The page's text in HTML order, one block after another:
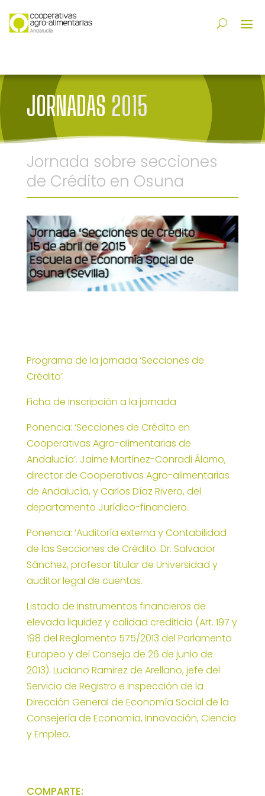
JORNADAS 2015
Jornada sobre secciones
de Crédito en Osuna
Programa de la jornada ‘Secciones de
Crédito’
Ficha de inscripción a la jornada
Ponencia: ‘Secciones de Crédito en
Cooperativas Agro-alimentarias de
Andalucía’. Jaime Martínez-Conradi Álamo,
director de Cooperativas Agro-alimentarias
de Andalucía, y Carlos Díaz Rivero, del
departamento Jurídico-financiero.
Ponencia: ‘Auditoría externa y Contabilidad
de las Secciones de Crédito. Dr. Salvador
Sánchez, profesor titular de Universidad y
auditor legal de cuentas.
Listado de instrumentos financieros de
elevada liquidez y calidad crediticia (Art. 197 y
198 del Reglamento 575/2013 del Parlamento
Europeo y del Consejo de 26 de junio de
2013). Luciano Ramirez de Arellano, jefe del
Servicio de Registro e Inspección de la
Dirección General de Economía Social de la
Consejería de Economía, Innovación, Ciencia
y Empleo.
COMPARTE: